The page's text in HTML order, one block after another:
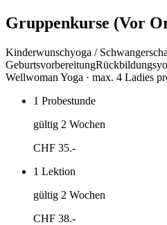
Gruppenkurse (Vor
Kinderwunschyoga /
Geburtsvorbereitung
Wellwoman Yoga · max. 4 Ladies
1 Probestunde
gültig 2 Wochen
CHF 35.-
1 Lektion
gültig 2 Wochen
CHF 38.-